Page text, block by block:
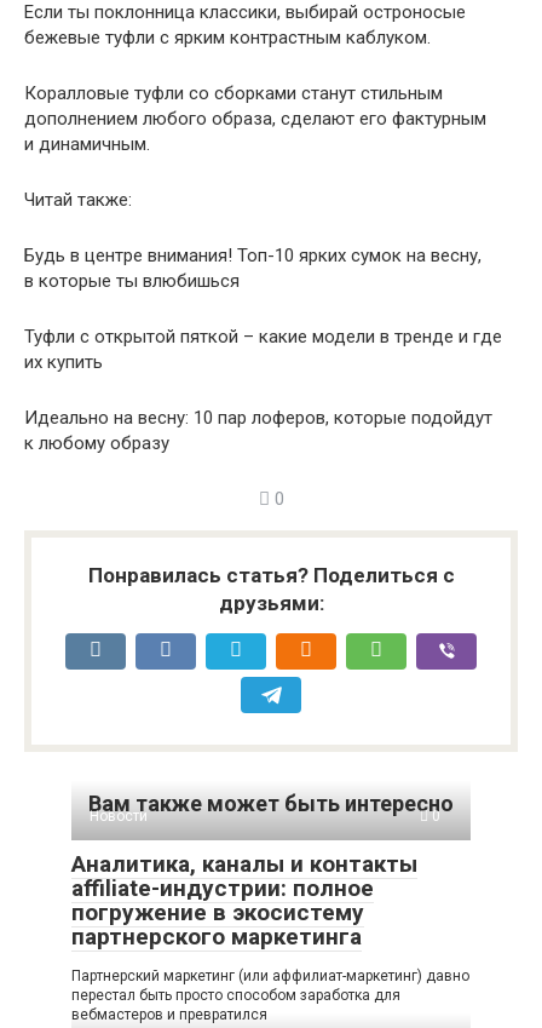
Если ты поклонница классики, выбирай остроносые
бежевые туфли с ярким контрастным каблуком.
Коралловые туфли со сборками станут стильным
дополнением любого образа, сделают его фактурным
и динамичным.
Читай также:
Будь в центре внимания! Топ-10 ярких сумок на весну,
в которые ты влюбишься
Туфли с открытой пяткой – какие модели в тренде и где
их купить
Идеально на весну: 10 пар лоферов, которые подойдут
к любому образу
0
Понравилась статья? Поделиться с
друзьями:
Вам также может быть интересно
Новости 0
Аналитика, каналы и контакты
affiliate-индустрии: полное
погружение в экосистему
партнерского маркетинга
Партнерский маркетинг (или аффилиат-маркетинг) давно
перестал быть просто способом заработка для
вебмастеров и превратился